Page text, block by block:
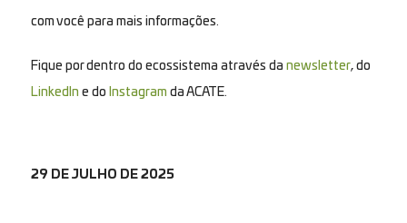
com você para mais informações.
Fique por dentro do ecossistema através da newsletter, do
LinkedIn e do Instagram da ACATE.
29 DE JULHO DE 2025